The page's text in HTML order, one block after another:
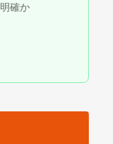
確か